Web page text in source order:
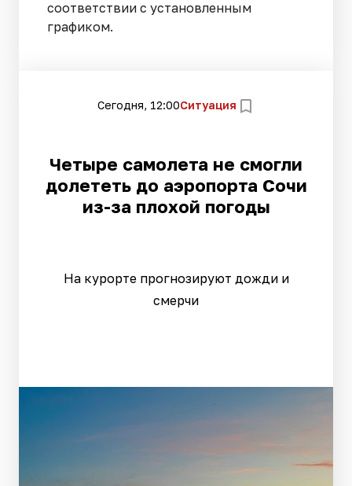
соответствии с установленным
графиком.
Сегодня, 12:00Ситуация
Четыре самолета не смогли
долететь до аэропорта Сочи
из-за плохой погоды
На курорте прогнозируют дожди и
смерчи